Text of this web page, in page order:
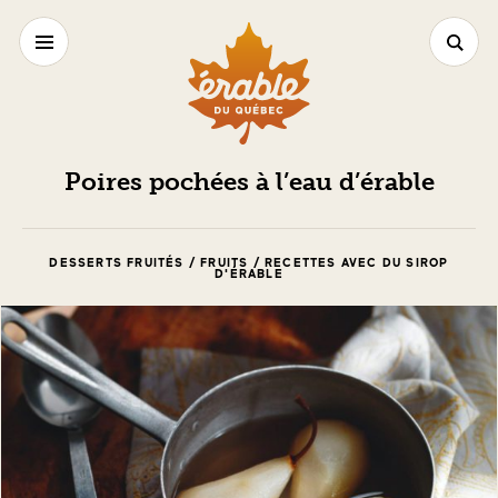
Poires pochées à l’eau d’érable
DESSERTS FRUITÉS / FRUITS / RECETTES AVEC DU SIROP
D'ÉRABLE